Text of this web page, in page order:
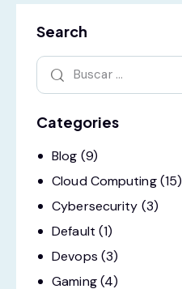
Search
Categories
Blog (9)
Cloud Computing(15)
Cybersecurity (3)
Default (1)
Devops (3)
Gaming(4)